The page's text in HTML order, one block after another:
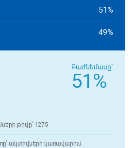
51%
49%
Բաժնեմասը`
51%
թիվը՝ 1275
ակտիվների կառավարում